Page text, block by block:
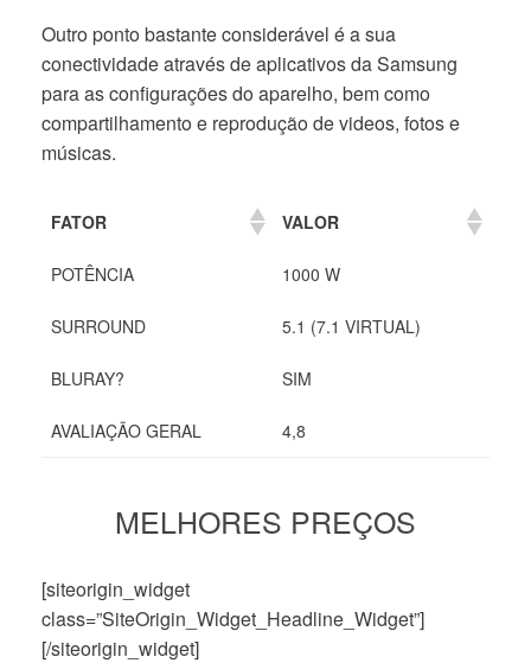
Outro ponto bastante considerável é a sua
conectividade através de aplicativos da Samsung
para as configurações do aparelho, bem como
compartilhamento e reprodução de videos, fotos e
músicas.
FATOR VALOR
POTÊNCIA 1000 W
SURROUND 5.1 (7.1 VIRTUAL)
BLURAY? SIM
AVALIAÇÃO GERAL 4,8
MELHORES PREÇOS
[siteorigin_widget
class=”SiteOrigin_Widget_Headline_Widget”]
[/siteorigin_widget]